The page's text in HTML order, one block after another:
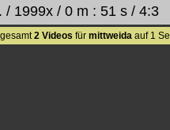
/ 1999x / 0 m : 51 s / 4:3
2 Videos für mittweidaauf 1